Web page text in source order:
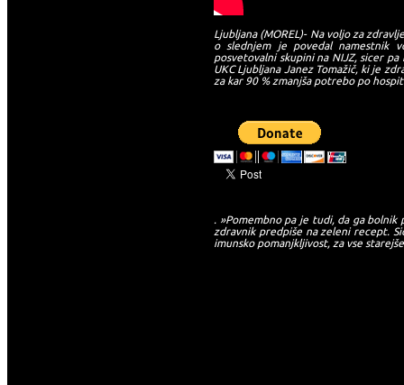
Ljubljana (MOREL)- Na voljo za
o slednjem je povedal namestnik
posvetovalni skupini na NIJZ, sicer
UKC Ljubljana Janez Tomažič, ki je
za kar 90 % zmanjša potrebo po
. »Pomembno pa je tudi, da ga
zdravnik predpiše na zeleni recept.
imunsko pomanjkljivost, za vse